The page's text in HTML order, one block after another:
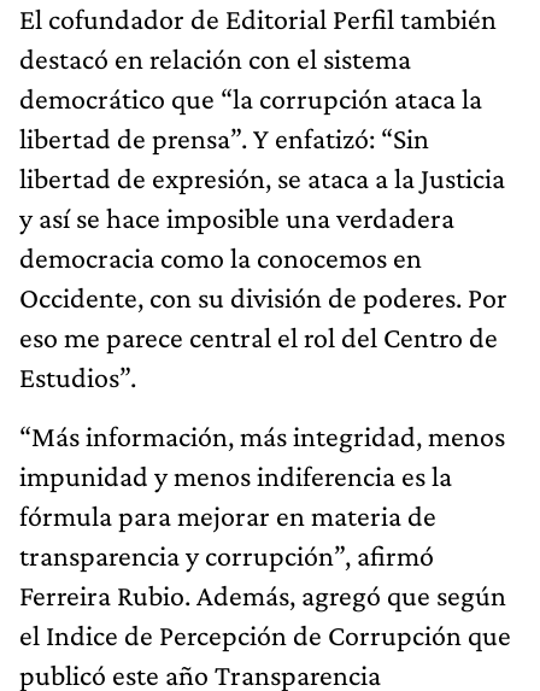
El cofundador de Editorial Perfil también
destacó en relación con el sistema
democrático que “la corrupción ataca la
libertad de prensa”. Y enfatizó: “Sin
libertad de expresión, se ataca a la Justicia
y así se hace imposible una verdadera
democracia como la conocemos en
Occidente, con su división de poderes. Por
eso me parece central el rol del Centro de
Estudios”.
“Más información, más integridad, menos
impunidad y menos indiferencia es la
fórmula para mejorar en materia de
transparencia y corrupción”, afirmó
Ferreira Rubio. Además, agregó que según
el Indice de Percepción de Corrupción que
publicó este año Transparencia